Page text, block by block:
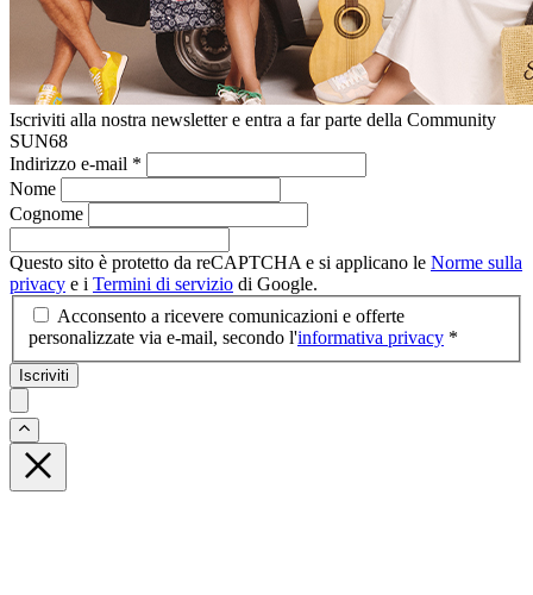
Iscriviti alla nostra newsletter e entra a far parte della Community
SUN68
Indirizzo e-mail *
Nome
Cognome
Questo sito è protetto da reCAPTCHA e si applicano le Norme sulla
privacy e i Termini di servizio di Google.
Acconsento a ricevere comunicazioni e offerte
personalizzate via e-mail, secondo l'informativa privacy *
Iscriviti